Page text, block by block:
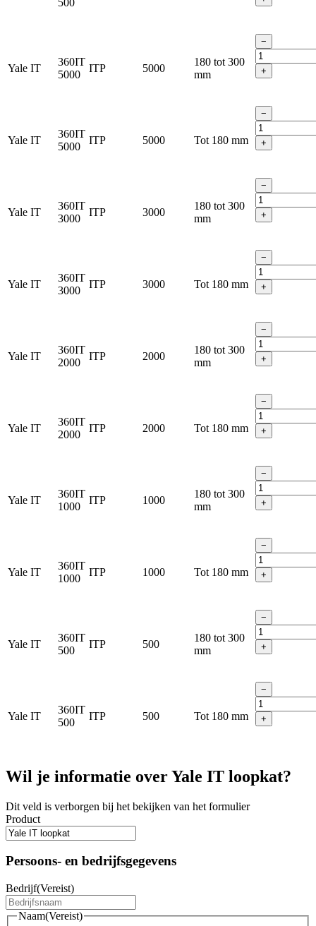
Yale IT
360IT
5000
ITP 5000
180 tot 300
mm
−
+
Yale IT
360IT
5000
ITP 5000 Tot 180 mm
−
+
Yale IT
360IT
3000
ITP 3000
180 tot 300
mm
−
+
Yale IT
360IT
3000
ITP 3000 Tot 180 mm
−
+
Yale IT
360IT
2000
ITP 2000
180 tot 300
mm
−
+
Yale IT
360IT
2000
ITP 2000 Tot 180 mm
−
+
Yale IT
360IT
1000
ITP 1000
180 tot 300
mm
−
+
Yale IT
360IT
1000
ITP 1000 Tot 180 mm
−
+
Yale IT
360IT
500
ITP 500
180 tot 300
mm
−
+
Yale IT
360IT
500
ITP 500 Tot 180 mm
−
+
Wil je informatie over Yale IT loopkat?
Dit veld is verborgen bij het bekijken van het formulier
Product
Persoons- en bedrijfsgegevens
Bedrijf(Vereist)
Naam(Vereist)